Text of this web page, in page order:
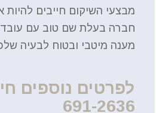
מבצעי השיקום חייבים להיות
חברה בעלת שם טוב עם
מענה מיטבי ובטוח לבעיה
691-2636